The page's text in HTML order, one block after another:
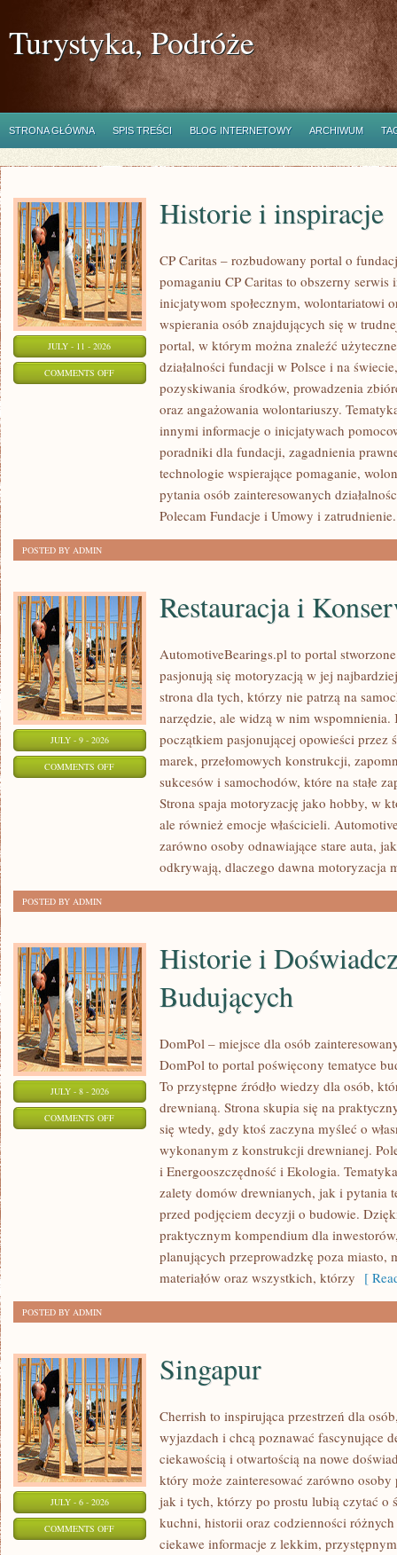
Turystyka, Podróże
STRONA GŁÓWNA SPIS TREŚCI BLOG INTERNETOWY ARCHIWUM
JULY - 11 - 2026
COMMENTS OFFON
INSPIRACJE
Historie i inspiracje
CP Caritas – rozbudowany portal o
pomaganiu CP Caritas to obszerny
inicjatywom społecznym, wolontariatowi
wspierania osób znajdujących się w
portal, w którym można znaleźć
działalności fundacji w Polsce i na
pozyskiwania środków, prowadzenia
oraz angażowania wolontariuszy.
innymi informacje o inicjatywach
poradniki dla fundacji, zagadnienia
technologie wspierające pomaganie,
pytania osób zainteresowanych
Polecam Fundacje i Umowy i
POSTED BY ADMIN
JULY - 9 - 2026
COMMENTS OFFON
RESTAURACJA
KONSERWACJA
Restauracja i
AutomotiveBearings.pl to portal
pasjonują się motoryzacją w jej
strona dla tych, którzy nie patrzą na
narzędzie, ale widzą w nim
początkiem pasjonującej opowieści przez
marek, przełomowych konstrukcji,
sukcesów i samochodów, które na stałe
Strona spaja motoryzację jako hobby, w
ale również emocje właścicieli.
zarówno osoby odnawiające stare auta,
odkrywają, dlaczego dawna motoryzacja
POSTED BY ADMIN
JULY - 8 - 2026
COMMENTS OFFON
Historie i
Budujących
DomPol – miejsce dla osób
DomPol to portal poświęcony tematyce
To przystępne źródło wiedzy dla osób,
drewnianą. Strona skupia się na
się wtedy, gdy ktoś zaczyna myśleć o
wykonanym z konstrukcji drewnianej.
i Energooszczędność i Ekologia.
zalety domów drewnianych, jak i pytania
przed podjęciem decyzji o budowie.
praktycznym kompendium dla
planujących przeprowadzkę poza miasto,
materiałów oraz wszystkich, którzy [
POSTED BY ADMIN
JULY - 6 - 2026
COMMENTS OFFON
Singapur
Cherrish to inspirująca przestrzeń dla
wyjazdach i chcą poznawać fascynujące
ciekawością i otwartością na nowe
który może zainteresować zarówno
jak i tych, którzy po prostu lubią czytać o
kuchni, historii oraz codzienności
ciekawe informacje z lekkim,